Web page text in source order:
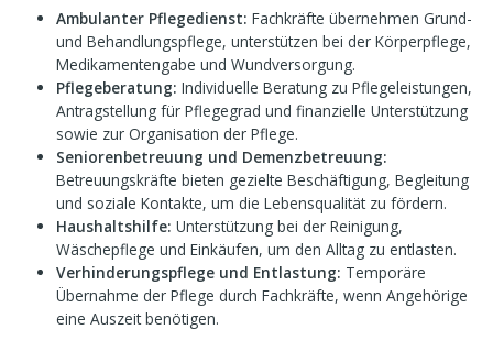
Ambulanter Pflegedienst: Fachkräfte übernehmen Grund-
und Behandlungspflege, unterstützen bei der Körperpflege,
Medikamentengabe und Wundversorgung.
Pflegeberatung: Individuelle Beratung zu Pflegeleistungen,
Antragstellung für Pflegegrad und finanzielle Unterstützung
sowie zur Organisation der Pflege.
Seniorenbetreuung und Demenzbetreuung:
Betreuungskräfte bieten gezielte Beschäftigung, Begleitung
und soziale Kontakte, um die Lebensqualität zu fördern.
Haushaltshilfe: Unterstützung bei der Reinigung,
Wäschepflege und Einkäufen, um den Alltag zu entlasten.
Verhinderungspflege und Entlastung: Temporäre
Übernahme der Pflege durch Fachkräfte, wenn Angehörige
eine Auszeit benötigen.